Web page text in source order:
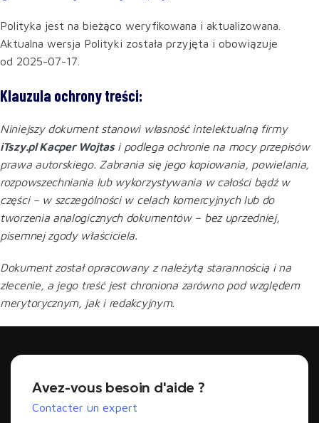
Polityka jest na bieżąco weryfikowana i aktualizowana.
Aktualna wersja Polityki została przyjęta i obowiązuje
od 2025-07-17.
Klauzula ochrony treści:
Niniejszy dokument stanowi własność intelektualną firmy
iTszy.pl Kacper Wojtasi podlega ochronie na mocy przepisów
prawa autorskiego. Zabrania się jego kopiowania, powielania,
rozpowszechniania lub wykorzystywania w całości bądź w
części – w szczególności w celach komercyjnych lub do
tworzenia analogicznych dokumentów – bez uprzedniej,
pisemnej zgody właściciela.
Dokument został opracowany z należytą starannością i na
zlecenie, a jego treść jest chroniona zarówno pod względem
merytorycznym, jak i redakcyjnym.
Avez-vous besoin d'aide ?
Contacter un expert